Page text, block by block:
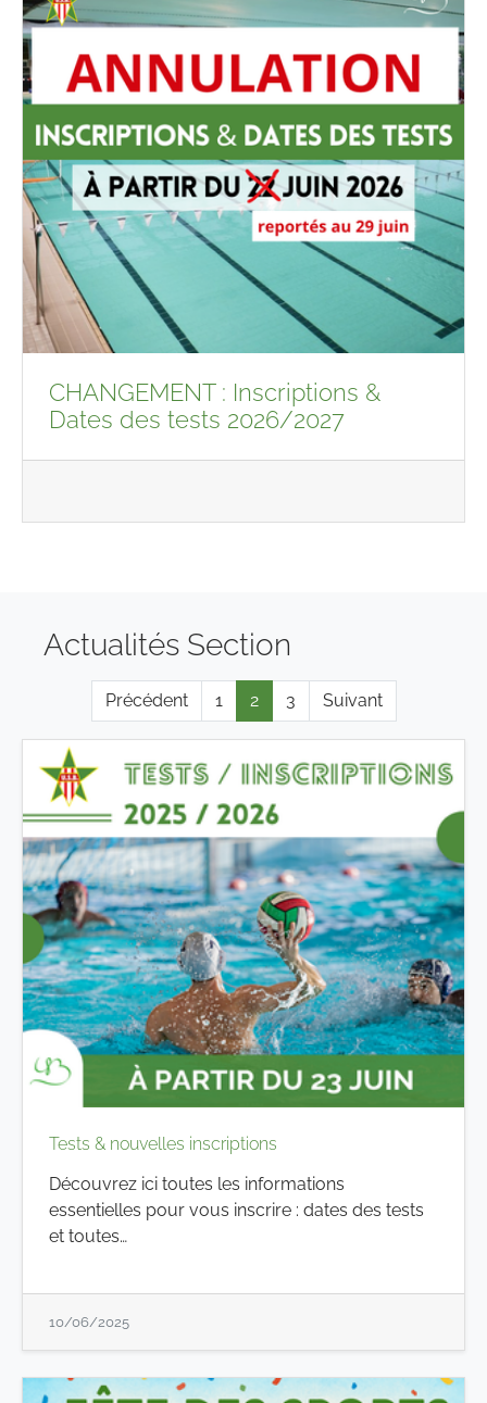
CHANGEMENT : Inscriptions &
Dates des tests 2026/2027
Actualités Section
Précédent 1 2 3 Suivant
Tests & nouvelles inscriptions
Découvrez ici toutes les informations
essentielles pour vous inscrire : dates des tests
et toutes…
10/06/2025